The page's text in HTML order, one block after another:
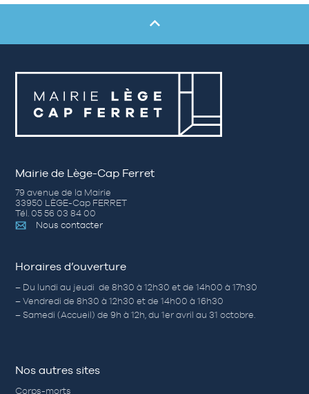
Mairie de Lège-Cap Ferret
79 avenue de la Mairie
33950 LÈGE-Cap FERRET
Tél. 05 56 03 84 00
Nous contacter
Horaires d’ouverture
– Du lundi au jeudi de 8h30 à 12h30 et de 14h00 à 17h30
– Vendredi de 8h30 à 12h30 et de 14h00 à 16h30
– Samedi (Accueil) de 9h à 12h, du 1er avril au 31 octobre.
Nos autres sites
Corps-morts